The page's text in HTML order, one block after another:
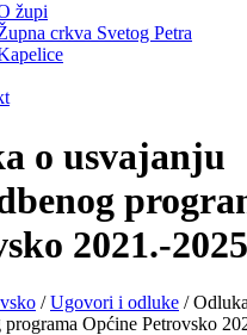
župi
crkva Svetog Petra
o usvajanju
2021.-
/Ugovori i odluke /
programa Općine Petrovsko